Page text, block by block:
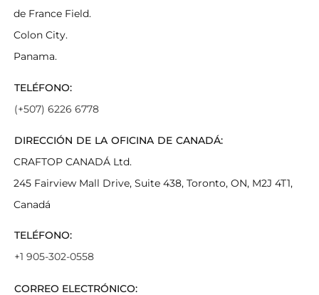
de France Field.
Colon City.
Panama.
TELÉFONO:
(+507) 6226 6778
DIRECCIÓN DE LA OFICINA DE CANADÁ:
CRAFTOP CANADÁ Ltd.
245 Fairview Mall Drive, Suite 438, Toronto, ON, M2J 4T1,
Canadá
TELÉFONO:
+1 905-302-0558
CORREO ELECTRÓNICO: